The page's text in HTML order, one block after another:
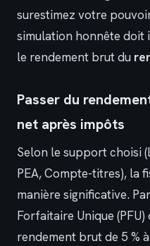
surestimez votre
simulation honnête doit
le rendement brut du
Passer du
net après impôts
Selon le support choisi
PEA, Compte-titres), la
manière significative.
Forfaitaire Unique
rendement brut de 5 %